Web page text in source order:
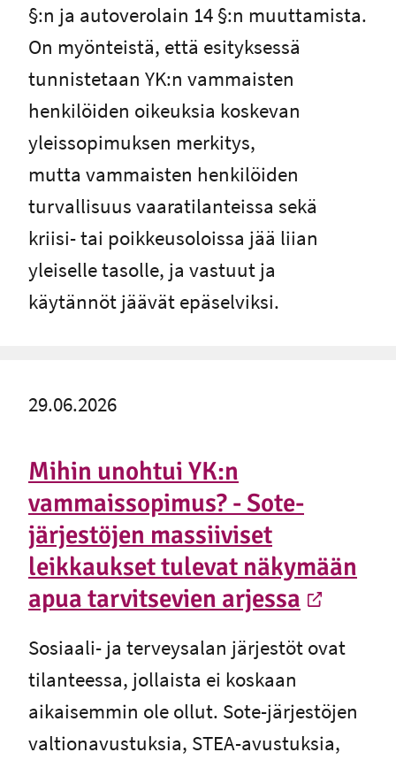
§:n ja autoverolain 14 §:n muuttamista.
On myönteistä, että esityksessä
tunnistetaan YK:n vammaisten
henkilöiden oikeuksia koskevan
yleissopimuksen merkitys,
mutta vammaisten henkilöiden
turvallisuus vaaratilanteissa sekä
kriisi- tai poikkeusoloissa jää liian
yleiselle tasolle, ja vastuut ja
käytännöt jäävät epäselviksi.
Mihin unohtui YK:n
vammaissopimus? - Sote-
järjestöjen massiiviset
leikkaukset tulevat näkymään
apua tarvitsevien arjessa
29.06.2026
Sosiaali- ja terveysalan järjestöt ovat
tilanteessa, jollaista ei koskaan
aikaisemmin ole ollut. Sote-järjestöjen
valtionavustuksia, STEA-avustuksia,